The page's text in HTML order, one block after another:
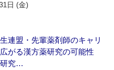
日 (金)
生連盟・先輩薬剤師のキャリ
がる漢方薬研究の可能性
研究…